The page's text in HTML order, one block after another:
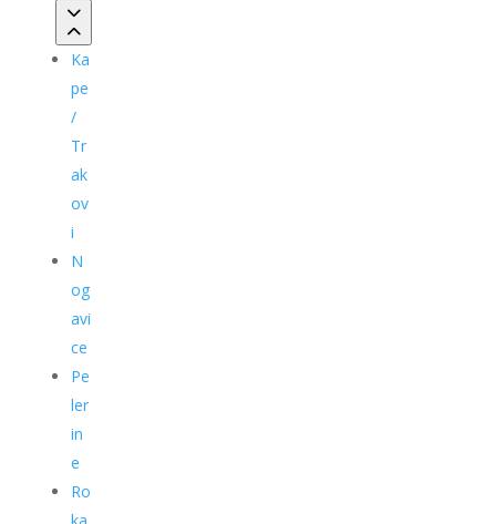
Ka
pe
/
Tr
ak
ov
i
N
og
avi
ce
Pe
ler
in
e
Ro